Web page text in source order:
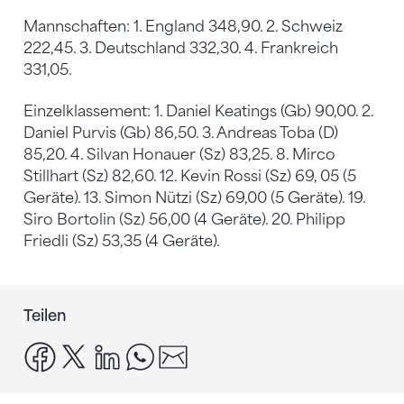
Mannschaften: 1. England 348,90. 2. Schweiz
222,45. 3. Deutschland 332,30. 4. Frankreich
331,05.
Einzelklassement: 1. Daniel Keatings (Gb) 90,00. 2.
Daniel Purvis (Gb) 86,50. 3. Andreas Toba (D)
85,20. 4. Silvan Honauer (Sz) 83,25. 8. Mirco
Stillhart (Sz) 82,60. 12. Kevin Rossi (Sz) 69, 05 (5
Geräte). 13. Simon Nützi (Sz) 69,00 (5 Geräte). 19.
Siro Bortolin (Sz) 56,00 (4 Geräte). 20. Philipp
Friedli (Sz) 53,35 (4 Geräte).
Teilen
facebook
x linkedinwhatsapp